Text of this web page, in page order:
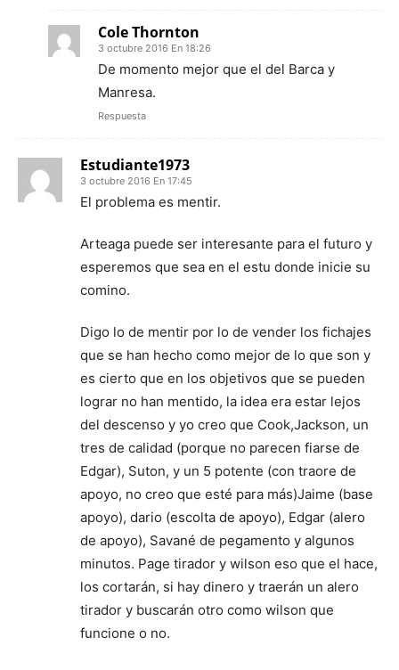
Cole Thornton
3 octubre 2016 En 18:26
De momento mejor que el del Barca y
Manresa.
Respuesta
Estudiante1973
3 octubre 2016 En 17:45
El problema es mentir.
Arteaga puede ser interesante para el futuro y
esperemos que sea en el estu donde inicie su
comino.
Digo lo de mentir por lo de vender los fichajes
que se han hecho como mejor de lo que son y
es cierto que en los objetivos que se pueden
lograr no han mentido, la idea era estar lejos
del descenso y yo creo que Cook,Jackson, un
tres de calidad (porque no parecen fiarse de
Edgar), Suton, y un 5 potente (con traore de
apoyo, no creo que esté para más)Jaime (base
apoyo), dario (escolta de apoyo), Edgar (alero
de apoyo), Savané de pegamento y algunos
minutos. Page tirador y wilson eso que el hace,
los cortarán, si hay dinero y traerán un alero
tirador y buscarán otro como wilson que
funcione o no.